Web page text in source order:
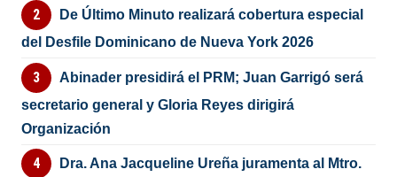
De Último Minuto realizará cobertura especial
del Desfile Dominicano de Nueva York 2026
Abinader presidirá el PRM; Juan Garrigó será
secretario general y Gloria Reyes dirigirá
Organización
Dra. Ana Jacqueline Ureña juramenta al Mtro.